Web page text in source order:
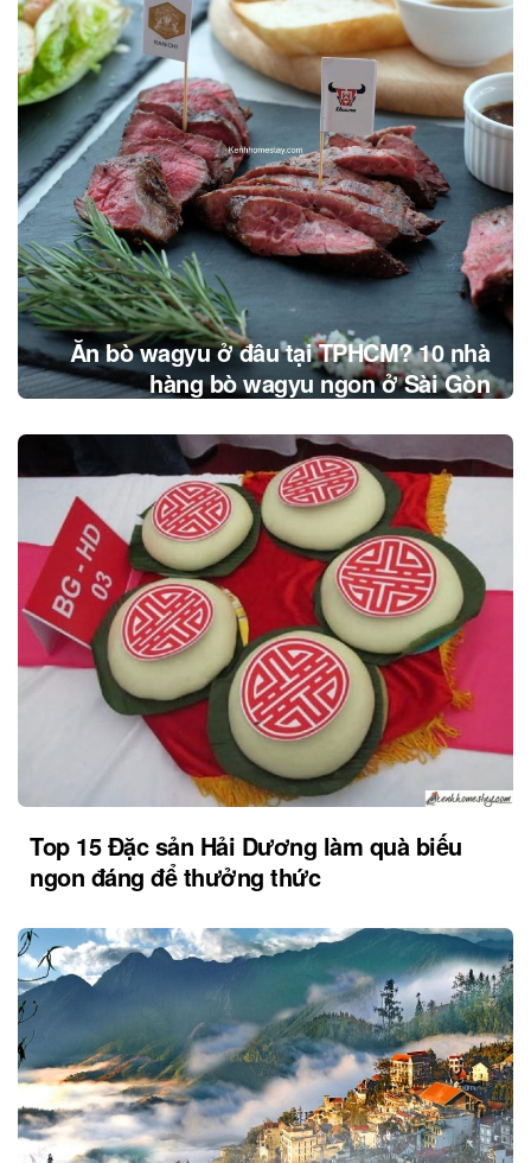
Ăn bò wagyu ở đâu tại TPHCM? 10 nhà
hàng bò wagyu ngon ở Sài Gòn
Top 15 Đặc sản Hải Dương làm quà biếu
ngon đáng để thưởng thức